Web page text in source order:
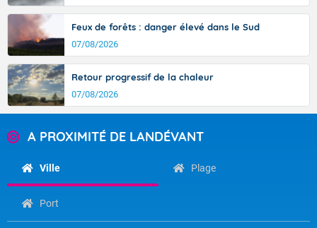
Feux de forêts : danger élevé dans le Sud
07/08/2026
Retour progressif de la chaleur
07/08/2026
A PROXIMITÉ DE LANDÉVANT
Ville Plage
Port